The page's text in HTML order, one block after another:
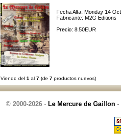
Fecha Alta: Monday 14
Fabricante: M2G Editions
Precio: 8.50EUR
Viendo del 1 al 7 (de 7 productos nuevos)
© 2000-2026 - Le Mercure de Gaillon -